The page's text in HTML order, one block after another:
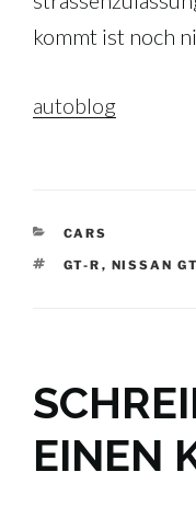
kommt ist noch
autoblog
KATEGORIEN
CARS
SCHLAGWÖRTER
GT-R , NISSAN
EINEN